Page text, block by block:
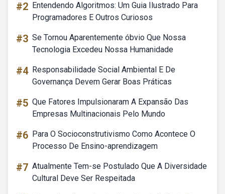
#2 Entendendo Algoritmos: Um Guia Ilustrado Para
Programadores E Outros Curiosos
#3 Se Tornou Aparentemente óbvio Que Nossa
Tecnologia Excedeu Nossa Humanidade
#4 Responsabilidade Social Ambiental E De
Governança Devem Gerar Boas Práticas
#5 Que Fatores Impulsionaram A Expansão Das
Empresas Multinacionais Pelo Mundo
#6 Para O Socioconstrutivismo Como Acontece O
Processo De Ensino-aprendizagem
#7 Atualmente Tem-se Postulado Que A Diversidade
Cultural Deve Ser Respeitada